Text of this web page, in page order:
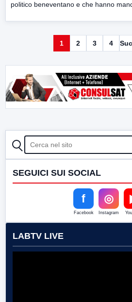
politico beneventano e che hanno
1 2 3 4
CERCA
SEGUICI SUI SOCIAL
f
Facebook
◎
Instagram
LABTV LIVE